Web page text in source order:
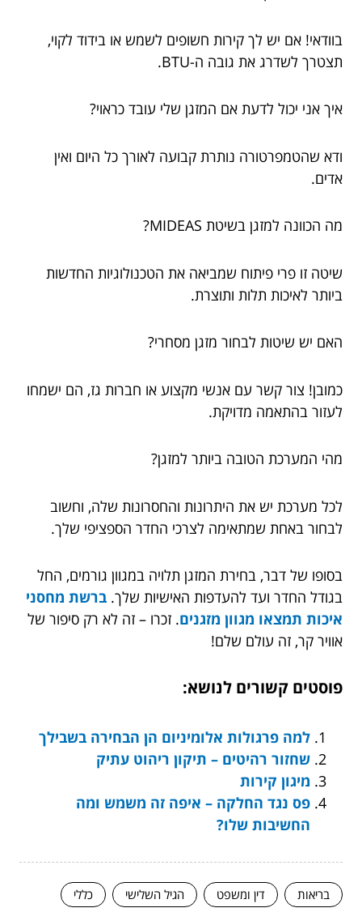
בוודאי! אם יש לך קירות חשופים לשמש או בידוד לקוי,
תצטרך לשדרג את גובה ה-BTU.
איך אני יכול לדעת אם המזגן שלי עובד כראוי?
ודא שהטמפרטורה נותרת קבועה לאורך כל היום ואין
אדים.
מה הכוונה למזגן בשיטת MIDEAS?
שיטה זו פרי פיתוח שמביאה את הטכנולוגיות החדשות
ביותר לאיכות תלות ותוצרת.
האם יש שיטות לבחור מזגן מסחרי?
כמובן! צור קשר עם אנשי מקצוע או חברות גז, הם ישמחו
לעזור בהתאמה מדויקת.
מהי המערכת הטובה ביותר למזגן?
לכל מערכת יש את היתרונות והחסרונות שלה, וחשוב
לבחור באחת שמתאימה לצרכי החדר הספציפי שלך.
בסופו של דבר, בחירת המזגן תלויה במגוון גורמים, החל
בגודל החדר ועד להעדפות האישיות שלך. ברשת מחסני
איכות תמצאו מגוון מזגנים. זכרו – זה לא רק סיפור של
אוויר קר, זה עולם שלם!
פוסטים קשורים לנושא:
למה פרגולות אלומיניום הן הבחירה בשבילך
שחזור רהיטים – תיקון ריהוט עתיק
מיגון קירות
פס נגד החלקה – איפה זה משמש ומה
החשיבות שלו?
בריאות דין ומשפט הגיל השלישי
כללי